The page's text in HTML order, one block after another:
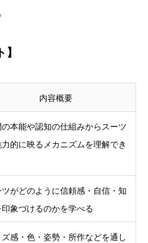
内容概要
の本能や認知の仕組みからスーツ
的に映るメカニズムを理解でき
ツがどのように信頼感・自信・知
象づけるのかを学べる
感・色・姿勢・所作などを通し